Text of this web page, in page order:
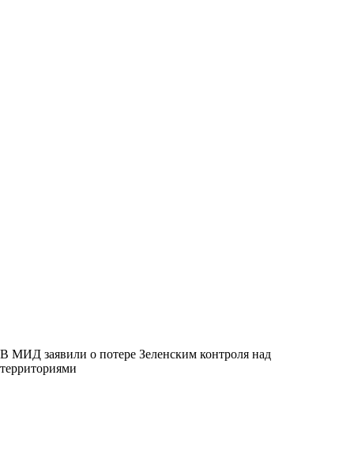
В МИД заявили о потере Зеленским контроля над
территориями